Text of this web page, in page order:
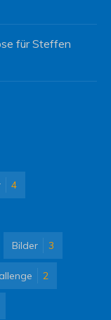
für Steffen
4
Bilder 3
2